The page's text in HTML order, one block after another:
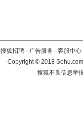
搜狐招聘 - 广告服务 - 客服中心
Copyright©2018
搜狐不良信息举